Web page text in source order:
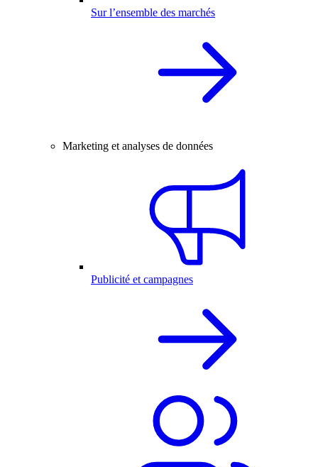
Sur l’ensemble des marchés
Marketing et analyses de données
Publicité et campagnes